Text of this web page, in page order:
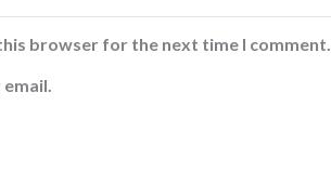
browser for the next time I comment.